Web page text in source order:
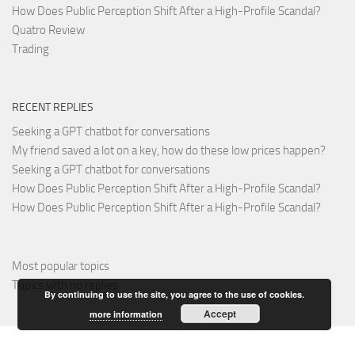
How Does Public Perception Shift After a High-Profile Scandal?
Quatro Review
Trading
RECENT REPLIES
Seeking a GPT chatbot for conversations
My friend saved a lot on a key, how do these low prices happen?
Seeking a GPT chatbot for conversations
How Does Public Perception Shift After a High-Profile Scandal?
How Does Public Perception Shift After a High-Profile Scandal?
Most popular topics
Topics with no replies
By continuing to use the site, you agree to the use of cookies.
more information
Accept